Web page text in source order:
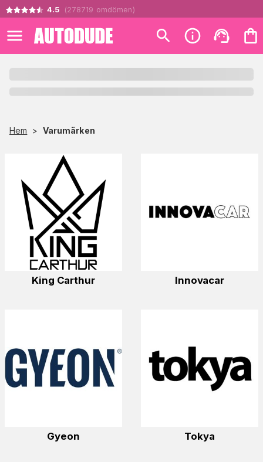
4.5 (278719 omdömen )
Hem > Varumärken
King Carthur Innovacar
Gyeon Tokya